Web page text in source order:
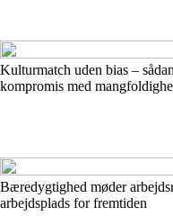
Kulturmatch uden bias –
kompromis med
Bæredygtighed møder
arbejdsplads for fremtiden